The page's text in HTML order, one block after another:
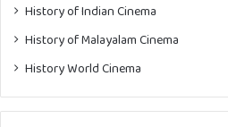
History of Indian Cinema
History of Malayalam Cinema
History World Cinema